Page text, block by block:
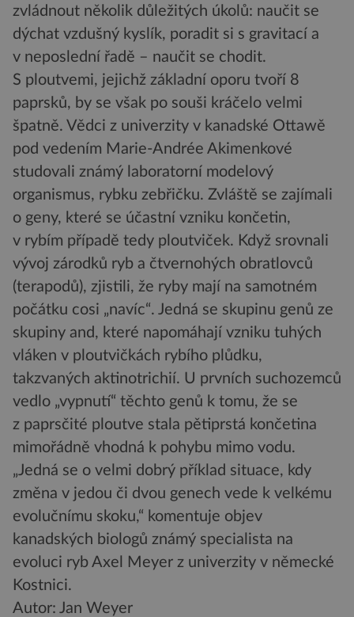
zvládnout několik důležitých úkolů: naučit se
dýchat vzdušný kyslík, poradit si s gravitací a
v neposlední řadě – naučit se chodit.
S ploutvemi, jejichž základní oporu tvoří 8
paprsků, by se však po souši kráčelo velmi
špatně. Vědci z univerzity v kanadské Ottawě
pod vedením Marie-Andrée Akimenkové
studovali známý laboratorní modelový
organismus, rybku zebřičku. Zvláště se zajímali
o geny, které se účastní vzniku končetin,
v rybím případě tedy ploutviček. Když srovnali
vývoj zárodků ryb a čtvernohých obratlovců
(terapodů), zjistili, že ryby mají na samotném
počátku cosi „navíc“. Jedná se skupinu genů ze
skupiny and, které napomáhají vzniku tuhých
vláken v ploutvičkách rybího plůdku,
takzvaných aktinotrichií. U prvních suchozemců
vedlo „vypnutí“ těchto genů k tomu, že se
z paprsčité ploutve stala pětiprstá končetina
mimořádně vhodná k pohybu mimo vodu.
„Jedná se o velmi dobrý příklad situace, kdy
změna v jedou či dvou genech vede k velkému
evolučnímu skoku,“ komentuje objev
kanadských biologů známý specialista na
evoluci ryb Axel Meyer z univerzity v německé
Kostnici.
Autor: Jan Weyer